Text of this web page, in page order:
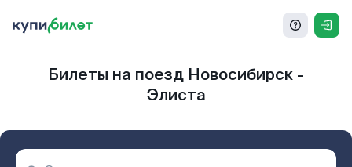
Билеты на поезд Новосибирск -
Элиста